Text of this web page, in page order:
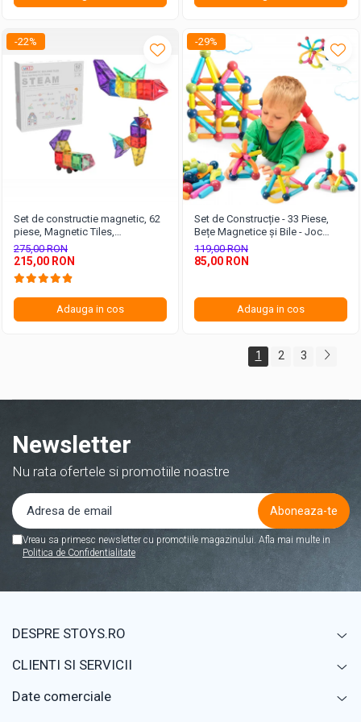
-22%
Set de constructie magnetic, 62
piese, Magnetic Tiles,
Multicolore de forme geometrice
diferite, 2D, 3D
275,00 RON
215,00 RON
Adauga in cos
-29%
Set de Construcție - 33 Piese,
Bețe Magnetice și Bile - Joc
Magnetic Educativ și Creativ
pentru Copii
119,00 RON
85,00 RON
Adauga in cos
1 2 3
Newsletter
Nu rata ofertele si promotiile noastre
Vreau sa primesc newsletter cu promotiile magazinului. Afla mai multe in
Politica de Confidentialitate
DESPRE STOYS.RO
CLIENTI SI SERVICII
Date comerciale